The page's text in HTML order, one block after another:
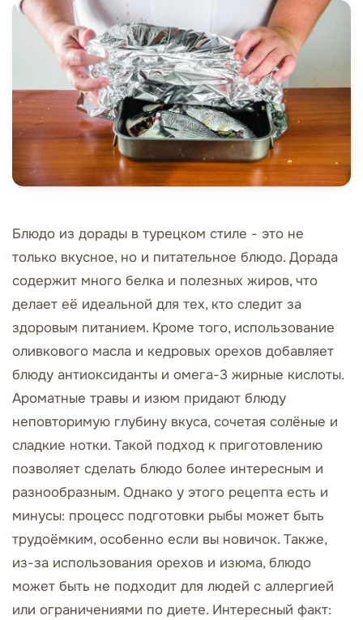
Блюдо из дорады в турецком стиле - это не
только вкусное, но и питательное блюдо. Дорада
содержит много белка и полезных жиров, что
делает её идеальной для тех, кто следит за
здоровым питанием. Кроме того, использование
оливкового масла и кедровых орехов добавляет
блюду антиоксиданты и омега-3 жирные кислоты.
Ароматные травы и изюм придают блюду
неповторимую глубину вкуса, сочетая солёные и
сладкие нотки. Такой подход к приготовлению
позволяет сделать блюдо более интересным и
разнообразным. Однако у этого рецепта есть и
минусы: процесс подготовки рыбы может быть
трудоёмким, особенно если вы новичок. Также,
из-за использования орехов и изюма, блюдо
может быть не подходит для людей с аллергией
или ограничениями по диете. Интересный факт: